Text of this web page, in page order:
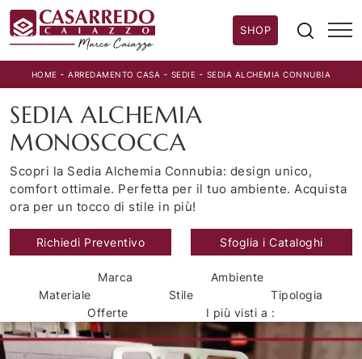
SHOP
HOME -ARREDAMENTO CASA - SEDIE - SEDIA ALCHEMIA CONNUBIA
SEDIA ALCHEMIA
MONOSCOCCA
Scopri la Sedia Alchemia Connubia: design unico,
comfort ottimale. Perfetta per il tuo ambiente. Acquista
ora per un tocco di stile in più!
Richiedi Preventivo Sfoglia i Cataloghi
Marca
Ambiente
Materiale
Stile
Tipologia
Offerte
I più visti a :